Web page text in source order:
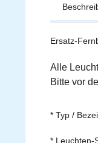
Ersatz-
Alle
Bitte vor
* Typ /
* Leuchten-